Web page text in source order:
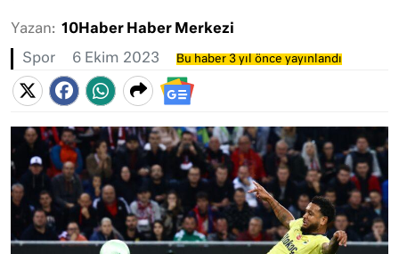
Yazan: 10Haber Haber Merkezi
Spor 6 Ekim 2023 Bu haber 3 yıl önce yayınlandı